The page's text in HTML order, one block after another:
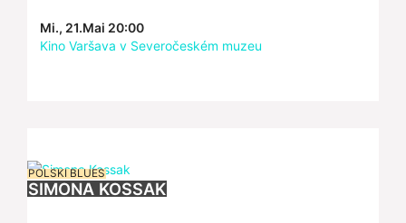
Mi., 21.Mai 20:00
Kino Varšava v Severočeském muzeu
POLSKI BLUES
SIMONA KOSSAK